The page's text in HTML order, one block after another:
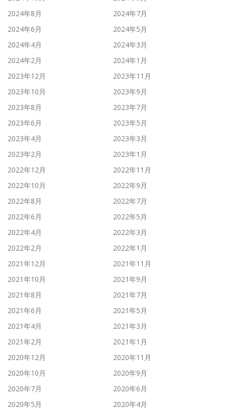
2024年8月
2024年7月
2024年6月
2024年5月
2024年4月
2024年3月
2024年2月
2024年1月
2023年12月
2023年11月
2023年10月
2023年9月
2023年8月
2023年7月
2023年6月
2023年5月
2023年4月
2023年3月
2023年2月
2023年1月
2022年12月
2022年11月
2022年10月
2022年9月
2022年8月
2022年7月
2022年6月
2022年5月
2022年4月
2022年3月
2022年2月
2022年1月
2021年12月
2021年11月
2021年10月
2021年9月
2021年8月
2021年7月
2021年6月
2021年5月
2021年4月
2021年3月
2021年2月
2021年1月
2020年12月
2020年11月
2020年10月
2020年9月
2020年7月
2020年6月
2020年5月
2020年4月